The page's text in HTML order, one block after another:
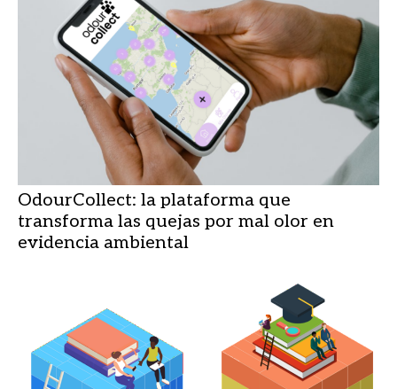
OdourCollect: la plataforma que
transforma las quejas por mal olor en
evidencia ambiental